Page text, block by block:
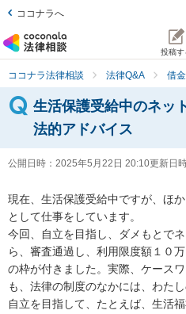
ココナラへ
投稿す
ココナラ法律相談 法律Q&A 借
生活保護受給中のネッ
法的アドバイス
公開日時： 2025年5月22日 20:10更新日
現在、生活保護受給中ですが、ほ
として仕事をしています。
今回、自立を目指し、ダメもとで
ら、審査通過し、利用限度額１０万
の枠が付きました。実際、ケース
も、法律の制度のなかには、わた
自立を目指して、たとえば、生活